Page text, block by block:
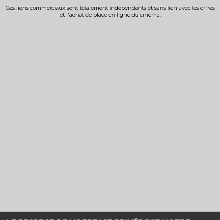
Ces liens commerciaux sont totalement indépendants et sans lien avec les offres
et l'achat de place en ligne du cinéma.